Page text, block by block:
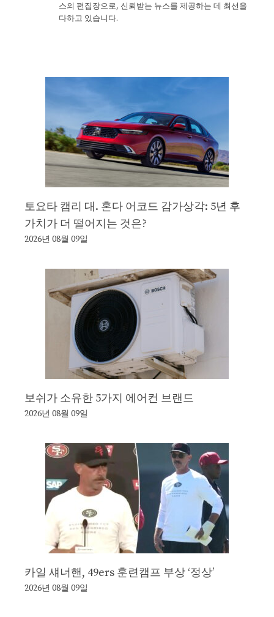
스의 편집장으로, 신뢰받는 뉴스를 제공하는 데 최선을
다하고 있습니다.
토요타 캠리 대. 혼다 어코드 감가상각: 5년 후
가치가 더 떨어지는 것은?
2026년 08월 09일
보쉬가 소유한 5가지 에어컨 브랜드
2026년 08월 09일
카일 섀너핸, 49ers 훈련캠프 부상 ‘정상’
2026년 08월 09일